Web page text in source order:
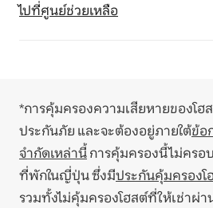
ไปที่ศูนย์ช่วยเหลือ
*การคุ้มครองความเสียหายของโฮ
ประกันภัย และจะต้องอยู่ภายใต้ข้อ
จำกัดเหล่านี้การคุ้มครองนี้ไม่ครอ
ที่พักในญี่ปุ่น ซึ่งมีประกันคุ้มครอง
รวมทั้งไม่คุ้มครองโฮสต์ที่ให้เช่าผ่า